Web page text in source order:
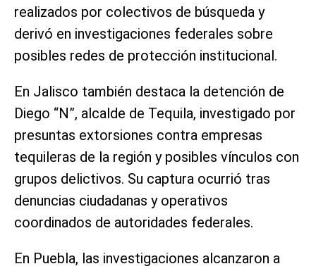
realizados por colectivos de búsqueda y
derivó en investigaciones federales sobre
posibles redes de protección institucional.
En Jalisco también destaca la detención de
Diego “N”, alcalde de Tequila, investigado por
presuntas extorsiones contra empresas
tequileras de la región y posibles vínculos con
grupos delictivos. Su captura ocurrió tras
denuncias ciudadanas y operativos
coordinados de autoridades federales.
En Puebla, las investigaciones alcanzaron a